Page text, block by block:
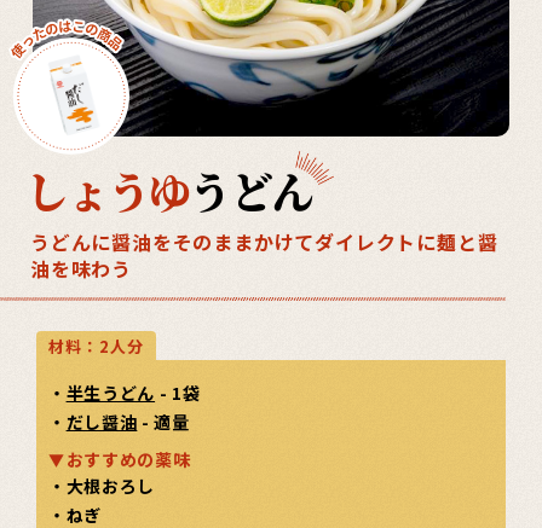
しょうゆうどん
うどんに醤油をそのままかけてダイレクトに麺と醤
油を味わう
材料：2人分
・ 半生うどん - 1袋
・ だし醤油 - 適量
おすすめの薬味
・大根おろし
・ねぎ